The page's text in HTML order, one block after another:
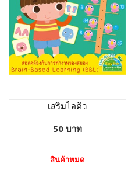
เสริมไอคิว
50 บาท
สินค้าหมด